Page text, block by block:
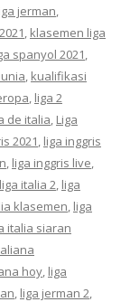
jerman,
, klasemen liga
spanyol 2021,
, kualifikasi
, liga 2
de italia, Liga
2021, liga inggris
, liga inggris live,
liga italia 2, liga
klasemen, liga
italia siaran
hoy, liga
, liga jerman 2,